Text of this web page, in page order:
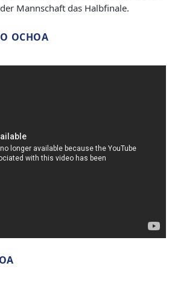
Mannschaft das Halbfinale.
OCHOA